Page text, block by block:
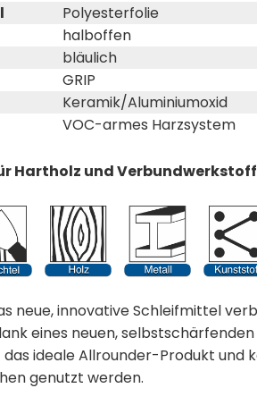
Polyesterfolie
halboffen
bläulich
GRIP
Keramik/Aluminiumoxid
VOC-armes Harzsystem
Hartholz und
neue, innovative Schleifmittel
eines neuen,
das ideale Allrounder-Produkt und
genutzt werden.